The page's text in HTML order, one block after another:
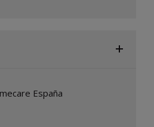
España